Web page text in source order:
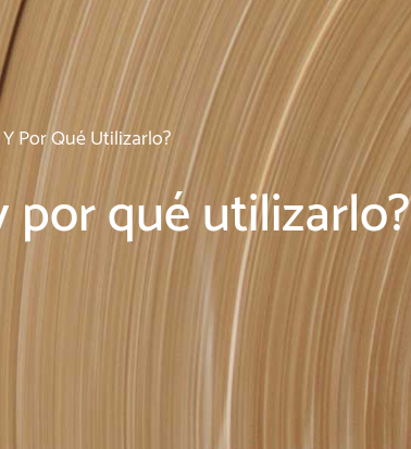
Por Qué Utilizarlo?
por qué utilizarlo?